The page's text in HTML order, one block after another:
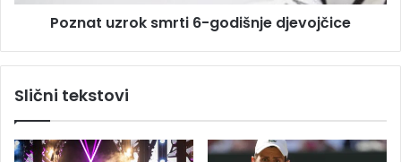
k
S
r
r
6
Poznat uzrok smrti 6-godišnje djevojčice
Slični tekstovi